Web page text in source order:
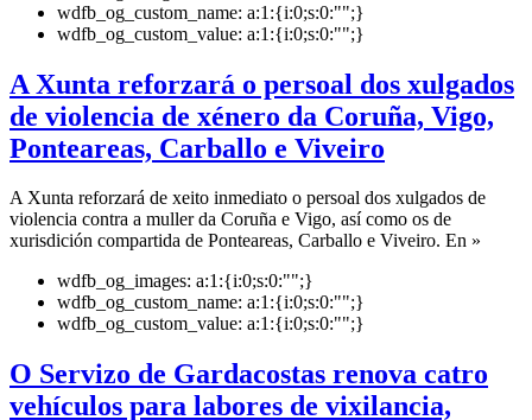
wdfb_og_custom_name: a:1:{i:0;s:0:"";}
wdfb_og_custom_value: a:1:{i:0;s:0:"";}
A Xunta reforzará o persoal dos xulgados
de violencia de xénero da Coruña, Vigo,
Ponteareas, Carballo e Viveiro
A Xunta reforzará de xeito inmediato o persoal dos xulgados de
violencia contra a muller da Coruña e Vigo, así como os de
xurisdición compartida de Ponteareas, Carballo e Viveiro. En »
wdfb_og_images: a:1:{i:0;s:0:"";}
wdfb_og_custom_name: a:1:{i:0;s:0:"";}
wdfb_og_custom_value: a:1:{i:0;s:0:"";}
O Servizo de Gardacostas renova catro
vehículos para labores de vixilancia,